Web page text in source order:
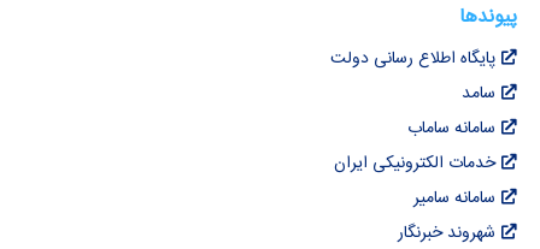
پیوندها
پایگاه اطلاع رسانی دولت
سامد
سامانه ساماب
خدمات الکترونیکی ایران
سامانه سامیر
شهروند خبرنگار